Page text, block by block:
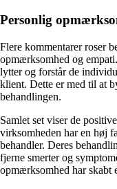
Personlig
Flere kommentarer roser
opmærksomhed og
lytter og forstår de
klient. Dette er med til at
behandlingen.
Samlet set viser de
virksomheden har en høj
behandler. Deres
fjerne smerter og
opmærksomhed har skabt